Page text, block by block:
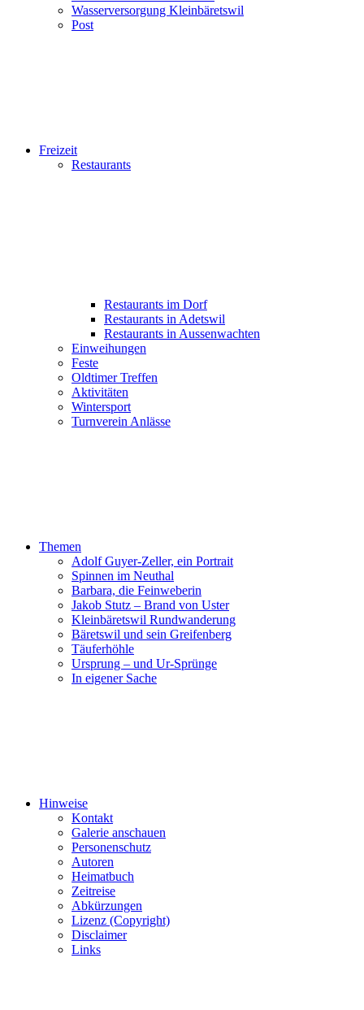
Wasserversorgung Kleinbäretswil
Post
Freizeit
Restaurants
Restaurants im Dorf
Restaurants in Adetswil
Restaurants in Aussenwachten
Einweihungen
Feste
Oldtimer Treffen
Aktivitäten
Wintersport
Turnverein Anlässe
Themen
Adolf Guyer-Zeller, ein Portrait
Spinnen im Neuthal
Barbara, die Feinweberin
Jakob Stutz – Brand von Uster
Kleinbäretswil Rundwanderung
Bäretswil und sein Greifenberg
Täuferhöhle
Ursprung – und Ur-Sprünge
In eigener Sache
Hinweise
Kontakt
Galerie anschauen
Personenschutz
Autoren
Heimatbuch
Zeitreise
Abkürzungen
Lizenz (Copyright)
Disclaimer
Links